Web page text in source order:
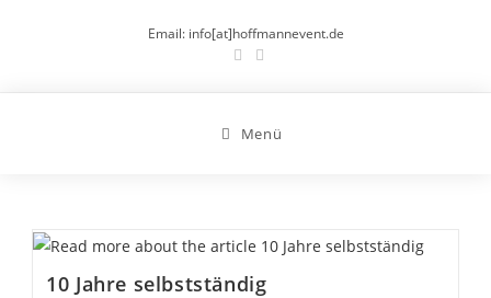
Email: info[at]hoffmannevent.de
Menü
10 Jahre selbstständig